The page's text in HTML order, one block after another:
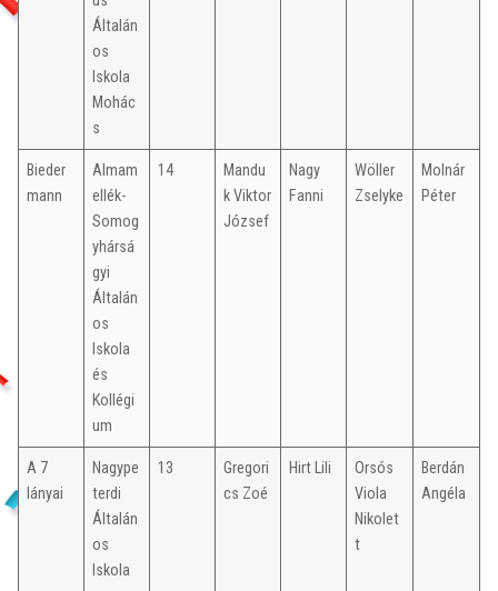
Általán
os
Iskola
Mohác
s
Bieder
mann
Almam
ellék-
Somog
yhársá
gyi
Általán
os
Iskola
és
Kollégi
um
14
Mandu
k Viktor
József
Nagy
Fanni
Wöller
Zselyke
Molnár
Péter
A 7
lányai
Nagype
terdi
Általán
os
Iskola
13
Gregori
cs Zoé
Hirt Lili
Orsós
Viola
Nikolet
t
Berdán
Angéla